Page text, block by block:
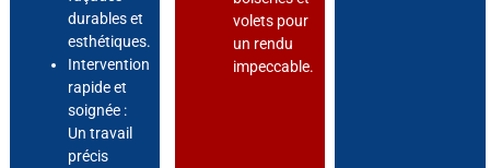
durables et
esthétiques.
Intervention
rapide et
soignée :
Un travail
précis
volets pour
un rendu
impeccable.